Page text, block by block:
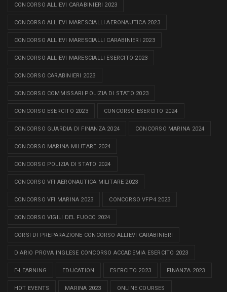
CONCORSO ALLIEVI CARABINIERI 2023
CONCORSO ALLIEVI MARESCIALLI AERONAUTICA 2023
CONCORSO ALLIEVI MARESCIALLI CARABINIERI 2023
CONCORSO ALLIEVI MARESCIALLI ESERCITO 2023
CONCORSO CARABINIERI 2023
CONCORSO COMMISSARI POLIZIA DI STATO 2023
CONCORSO ESERCITO 2023 CONCORSO ESERCITO 2024
CONCORSO GUARDIA DI FINANZA 2024 CONCORSO MARINA 2024
CONCORSO MARINA MILITARE 2024
CONCORSO POLIZIA DI STATO 2024
CONCORSO VFI AERONAUTICA MILITARE 2023
CONCORSO VFI MARINA 2023 CONCORSO VFP4 2023
CONCORSO VIGILI DEL FUOCO 2024
CORSI DI PREPARAZIONE CONCORSO ALLIEVI CARABINIERI
DIARIO PROVA INGLESE CONCORSO ACCADEMIA ESERCITO 2023
E-LEARNING EDUCATION ESERCITO 2023 FINANZA 2023
HOT EVENTS MARINA 2023 ONLINE COURSES